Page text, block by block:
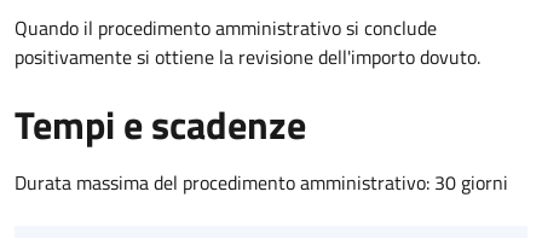
Quando il procedimento amministrativo si conclude
positivamente si ottiene la revisione dell'importo dovuto.
Tempi e scadenze
Durata massima del procedimento amministrativo: 30 giorni